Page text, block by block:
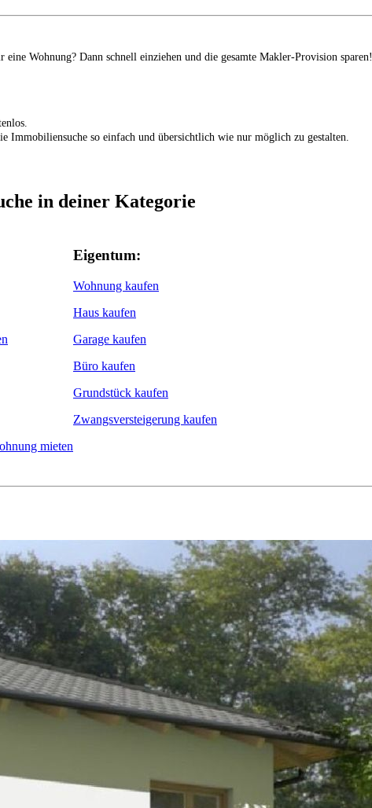
Wohnung? Dann schnell einziehen und die gesamte Makler-Provision sparen!
so einfach und übersichtlich wie nur möglich zu gestalten.
in deiner Kategorie
mieten
Eigentum:
Wohnung kaufen
Haus kaufen
Garage kaufen
Büro kaufen
Grundstück kaufen
Zwangsversteigerung kaufen